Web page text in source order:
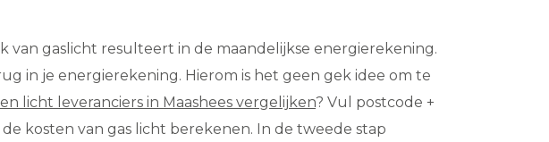
van gaslicht resulteert in de maandelijkse energierekening.
in je energierekening. Hierom is het geen gek idee om te
licht leveranciers in Maashees vergelijken? Vul postcode +
kosten van gas licht berekenen. In de tweede stap